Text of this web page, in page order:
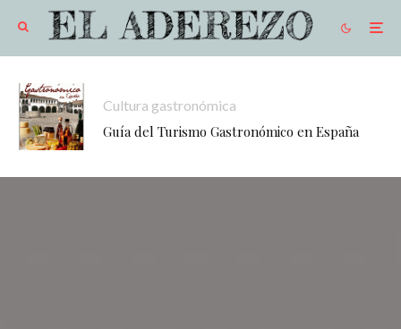
Cultura gastronómica
Guía del Turismo Gastronómico en España